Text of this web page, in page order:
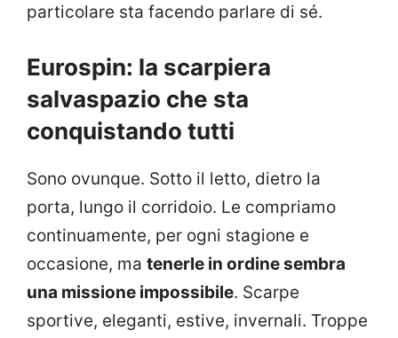
particolare sta facendo parlare di sé.
Eurospin: la scarpiera
salvaspazio che sta
conquistando tutti
Sono ovunque. Sotto il letto, dietro la
porta, lungo il corridoio. Le compriamo
continuamente, per ogni stagione e
occasione, ma tenerle in ordine sembra
una missione impossibile. Scarpe
sportive, eleganti, estive, invernali. Troppe